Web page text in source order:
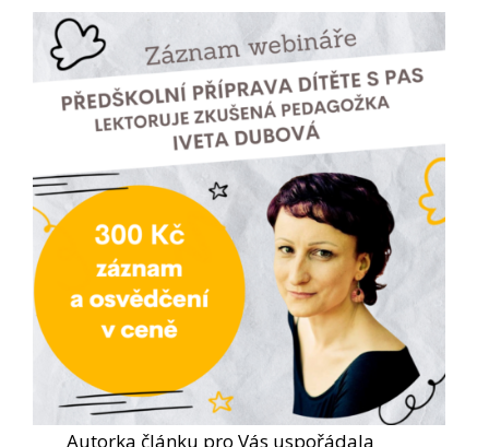
Autorka článku pro Vás uspořádala